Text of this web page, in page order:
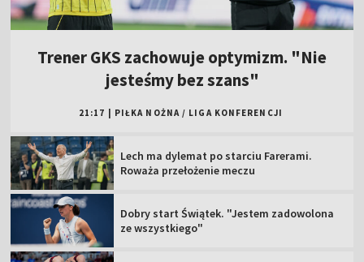
Trener GKS zachowuje optymizm. "Nie
jesteśmy bez szans"
21:17 PIŁKA NOŻNA / LIGA KONFERENCJI
Lech ma dylemat po starciu Farerami.
Roważa przełożenie meczu
Dobry start Świątek. "Jestem zadowolona
ze wszystkiego"